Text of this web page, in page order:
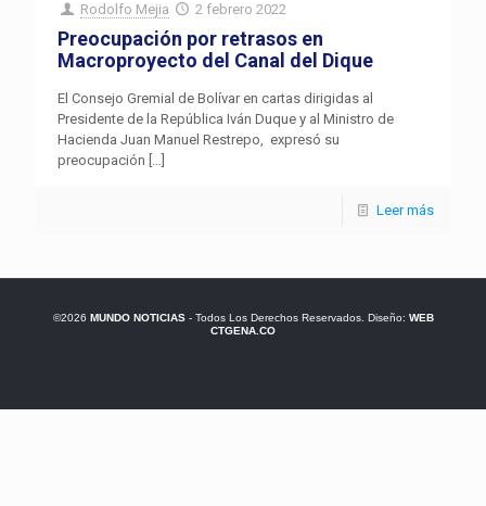
Rodolfo Mejia 2 febrero 2022
Preocupación por retrasos en
Macroproyecto del Canal del Dique
El Consejo Gremial de Bolívar en cartas dirigidas al
Presidente de la República Iván Duque y al Ministro de
Hacienda Juan Manuel Restrepo, expresó su
preocupación […]
Leer más
©2026 MUNDO NOTICIAS- Todos Los Derechos Reservados. Diseño: WEB
CTGENA.CO